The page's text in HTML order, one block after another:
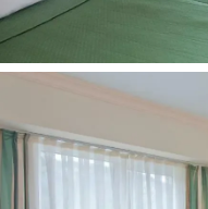
Aerobika
Pramoginiai renginiai
Treniruoklių salė
Gyva muzika (tam
Stalo tenisas